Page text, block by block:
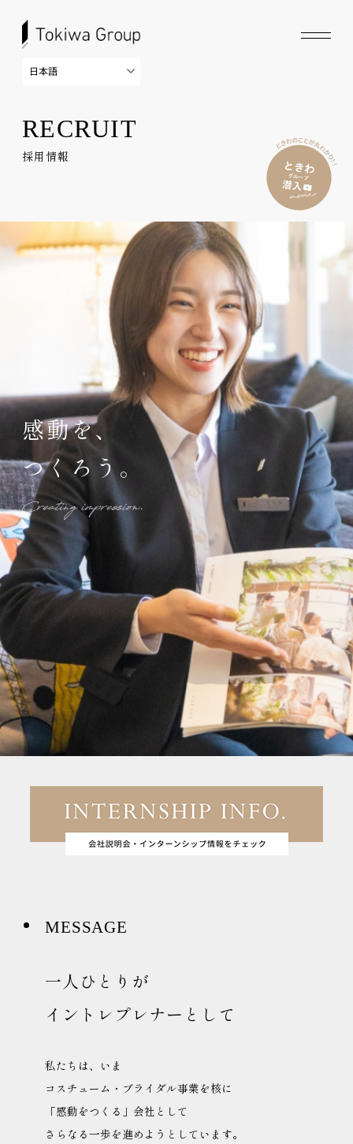
RECRUIT
採用情報
感動を、
つくろう。
MESSAGE
一人ひとりが
イントレプレナーとして
私たちは、いま
コスチューム・ブライダル事業を核に
「感動をつくる」会社として
さらなる一歩を進めようとしています。